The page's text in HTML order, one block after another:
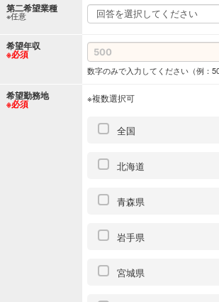
第二希望業種
※任意
希望年収
※必須
数字のみで入力してください（例：
希望勤務地
※必須 ※複数選択可
全国
北海道
青森県
岩手県
宮城県